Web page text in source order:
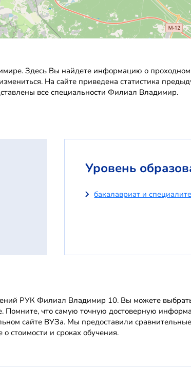
Здесь Вы найдете информацию о проходном
На сайте приведена статистика
все специальности Филиал Владимир.
Уровень
бакалавриат и
РУК Филиал Владимир 10. Вы можете
Помните, что самую точную достоверную
сайте ВУЗа. Мы предоставили
стоимости и сроках обучения.